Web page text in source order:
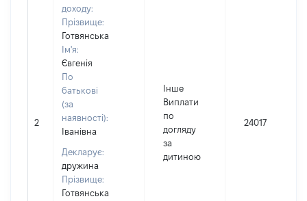
2
доходу:
Прізвище:
Готвянська
Ім'я:
Євгенія
По
батькові
(за
наявності):
Іванівна
Декларує:
дружина
Прізвище:
Готвянська
Інше
Виплати
по
догляду
за
дитиною
24017